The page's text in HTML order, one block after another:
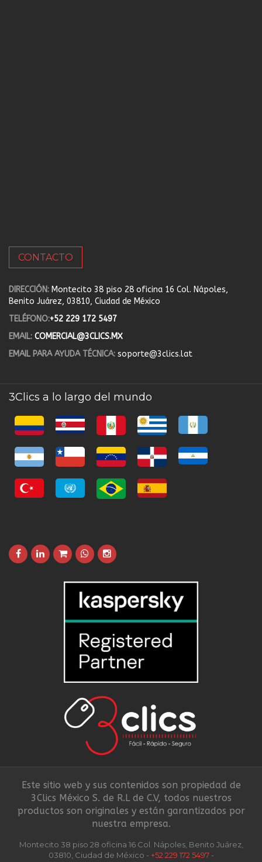
CONTACTO
DIRECCIÓN: Montecito 38 piso 28 oficina 16 Col. Nápoles,
Benito Juárez, 03810, Ciudad de México
TELÉFONO:+52 229 172 5497
EMAIL: COMERCIAL@3CLICS.MX
EMAIL PARA AYUDA TÉCNICA: soporte@3clics.lat
3Clics a lo largo del mundo
Este sitio web y sus contenidos son propiedad de
3Clics México S. de R.L de C.V, todos nuestros
productos son originales y están garantizados por
nuestra empresa.
Montecito 38 piso 28 oficina 16 Col. Nápoles, Benito Juárez,
03810, Ciudad de México - +52 229 172 5497-